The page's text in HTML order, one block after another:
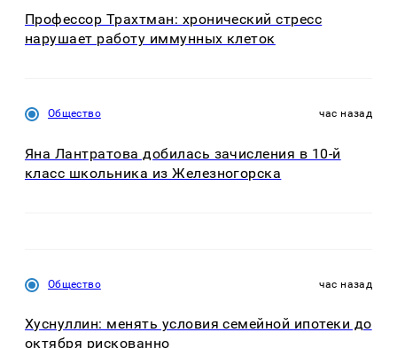
Профессор Трахтман: хронический стресс
нарушает работу иммунных клеток
Общество час назад
Яна Лантратова добилась зачисления в 10-й
класс школьника из Железногорска
Общество час назад
Хуснуллин: менять условия семейной ипотеки до
октября рискованно